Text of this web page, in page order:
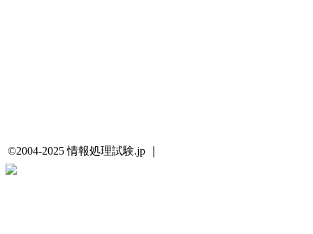
©2004-2025 情報処理試験.jp ｜